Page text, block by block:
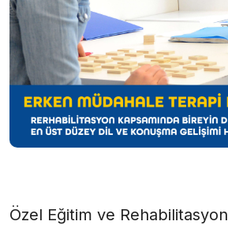
Özel Eğitim ve Rehabilitasyon